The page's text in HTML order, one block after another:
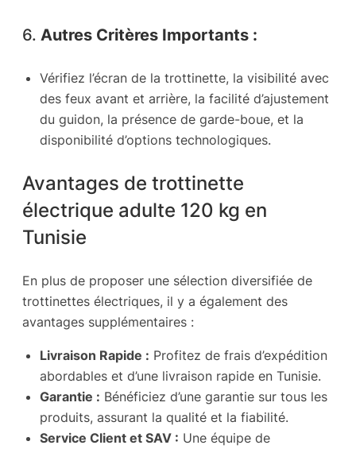
6. Autres Critères Importants :
Vérifiez l’écran de la trottinette, la visibilité avec
des feux avant et arrière, la facilité d’ajustement
du guidon, la présence de garde-boue, et la
disponibilité d’options technologiques.
Avantages de trottinette
électrique adulte 120 kg en
Tunisie
En plus de proposer une sélection diversifiée de
trottinettes électriques, il y a également des
avantages supplémentaires :
Livraison Rapide : Profitez de frais d’expédition
abordables et d’une livraison rapide en Tunisie.
Garantie : Bénéficiez d’une garantie sur tous les
produits, assurant la qualité et la fiabilité.
Service Client et SAV : Une équipe de